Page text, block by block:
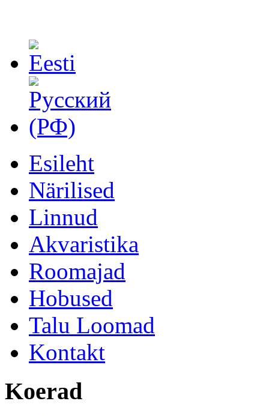
Esileht
Närilised
Linnud
Akvaristika
Roomajad
Hobused
Talu Loomad
Kontakt
Koerad